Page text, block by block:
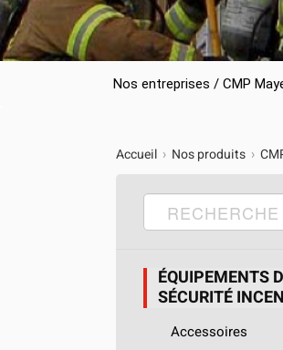
Nos entreprises / CMP
Accueil › Nos produits ›
ÉQUIPEMENTS
SÉCURITÉ
Accessoires